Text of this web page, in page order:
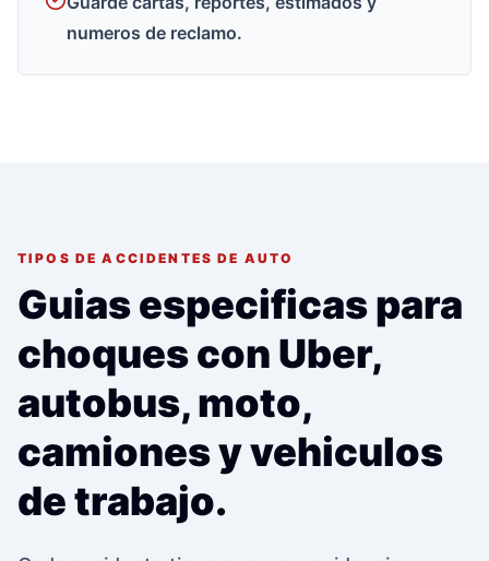
numeros de reclamo.
TIPOS DE ACCIDENTES DE AUTO
Guias especificas para
choques con Uber,
autobus, moto,
camiones y vehiculos
de trabajo.